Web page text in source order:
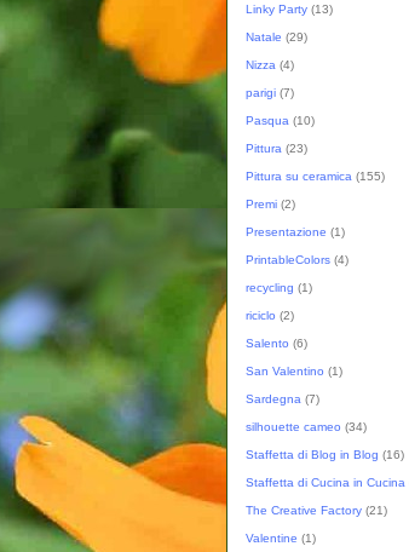
Linky Party (13)
Natale (29)
Nizza (4)
parigi (7)
Pasqua (10)
Pittura (23)
Pittura su ceramica (155)
Premi (2)
Presentazione (1)
PrintableColors (4)
recycling (1)
riciclo (2)
Salento (6)
San Valentino (1)
Sardegna (7)
silhouette cameo (34)
Staffetta di Blog in Blog (16)
Staffetta di Cucina in Cucina
The Creative Factory (21)
Valentine (1)